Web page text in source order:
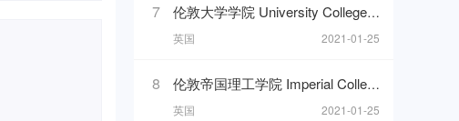
7 伦敦大学学院 University College London
英国 2021-01-25
8 伦敦帝国理工学院 Imperial College London
英国 2021-01-25